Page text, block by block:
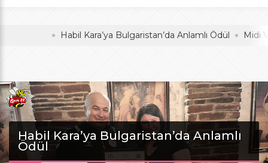
Habil Kara’ya Bulgaristan’da Anlamlı Ödül Midi
Habil Kara’ya Bulgaristan’da Anlamlı
Ödül